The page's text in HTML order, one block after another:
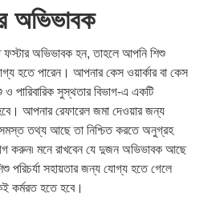
অভিভাবক
অভিভাবক হন, তাহলে আপনি শিশু
হতে পারেন। আপনার কেস ওয়ার্কার বা কেস
পারিবারিক সুস্থতার বিভাগ-এ একটি
আপনার রেফারেল জমা দেওয়ার জন্য
তথ্য আছে তা নিশ্চিত করতে অনুগ্রহ
করুন৷ মনে রাখবেন যে দুজন অভিভাবক আছে
পরিচর্যা সহায়তার জন্য যোগ্য হতে গেলে
কর্মরত হতে হবে।